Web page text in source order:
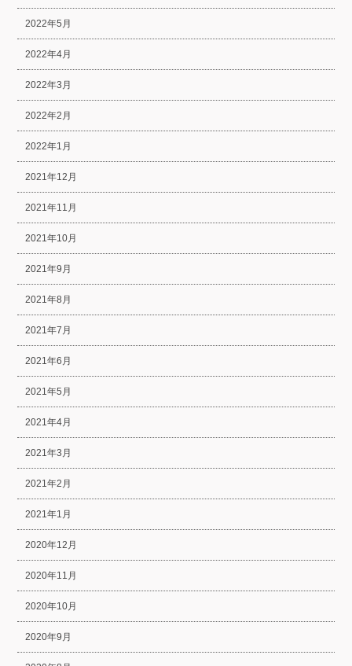
2022年5月
2022年4月
2022年3月
2022年2月
2022年1月
2021年12月
2021年11月
2021年10月
2021年9月
2021年8月
2021年7月
2021年6月
2021年5月
2021年4月
2021年3月
2021年2月
2021年1月
2020年12月
2020年11月
2020年10月
2020年9月